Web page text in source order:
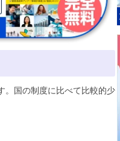
。国の制度に比べて比較的少